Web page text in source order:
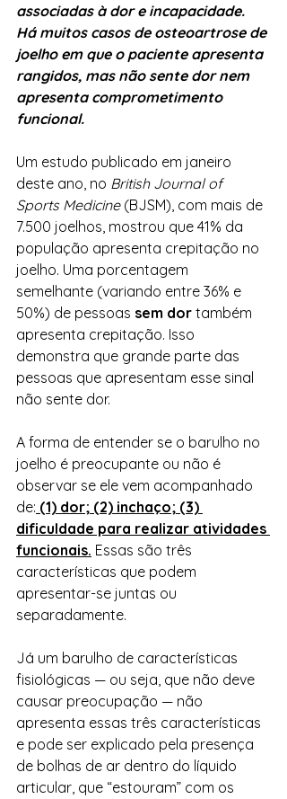
associadas à dor e incapacidade.
Há muitos casos de osteoartrose de
joelho em que o paciente apresenta
rangidos, mas não sente dor nem
apresenta comprometimento
funcional.
Um estudo publicado em janeiro
deste ano, no British Journal of
Sports Medicine (BJSM), com mais de
7.500 joelhos, mostrou que 41% da
população apresenta crepitação no
joelho. Uma porcentagem
semelhante (variando entre 36% e
50%) de pessoas sem dor também
apresenta crepitação. Isso
demonstra que grande parte das
pessoas que apresentam esse sinal
não sente dor.
A forma de entender se o barulho no
joelho é preocupante ou não é
observar se ele vem acompanhado
de: (1) dor; (2) inchaço; (3)
dificuldade para realizar atividades
funcionais. Essas são três
características que podem
apresentar-se juntas ou
separadamente.
Já um barulho de características
fisiológicas — ou seja, que não deve
causar preocupação — não
apresenta essas três características
e pode ser explicado pela presença
de bolhas de ar dentro do líquido
articular, que “estouram” com os